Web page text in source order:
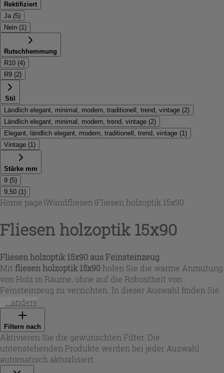
Rektifiziert
Ja (5)
Nein (1)
Rutschhemmung
R10 (4)
R9 (2)
Stil
Ländlich elegant, minimal, modern, traditionell, trend, vintage (2)
Ländlich elegant, minimal, modern, trend, vintage (2)
Elegant, ländlich elegant, modern, traditionell, trend, vintage (1)
Vintage (1)
Stärke mm
9 (5)
9,50 (1)
Home page\Wandfliesen \Fliesen holzoptik 15x90
Fliesen holzoptik 15x90
Fliesen holzoptik 15x90 aus Feinsteinzeug
Mit fliesen holzoptik 15x90holen Sie die warme Anmutung
von Holz in Räume, ohne auf die Robustheit von
Feinsteinzeug zu verzichten. In dieser Auswahl finden Sie
überwiegend glasiertes, rektifiziertes Feinsteinzeug mit
natürlicher Oberfläche, das sich für Boden und Wand im
Innenbereich eignet. Das schmale Dielenformat wirkt wie
echtes Parkett, lässt Räume länger erscheinen und passt
ideal zu modernen, rustikalen oder Vintage-Einrichtungen.
Bei Iperceramica setzen Sie auf pflegeleichte Oberflächen,
die im Alltag überzeugen.
...andere
Filtern nach
Aktivieren Sie die gewünschten Filter. Die
untenstehenden Produkte werden bei jeder Auswahl
automatisch aktualisiert.